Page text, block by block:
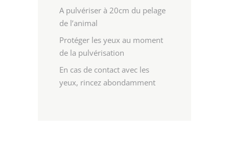
A pulvériser à 20cm du pelage
de l’animal
Protéger les yeux au moment
de la pulvérisation
En cas de contact avec les
yeux, rincez abondamment